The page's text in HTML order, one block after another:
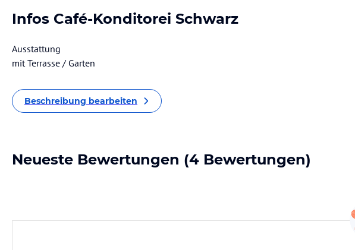
Infos Café-Konditorei Schwarz
Ausstattung
mit Terrasse / Garten
Beschreibung bearbeiten
Neueste Bewertungen (4 Bewertungen)